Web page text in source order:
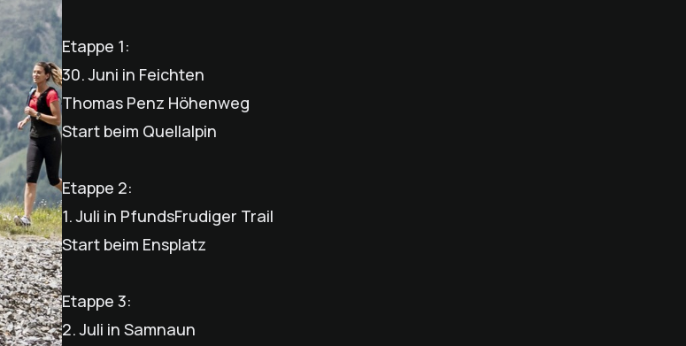
Etappe 1:
30. Juni in Feichten
Thomas Penz Höhenweg
Start beim Quellalpin
Etappe 2:
1. Juli in PfundsFrudiger Trail
Start beim Ensplatz
Etappe 3:
2. Juli in Samnaun